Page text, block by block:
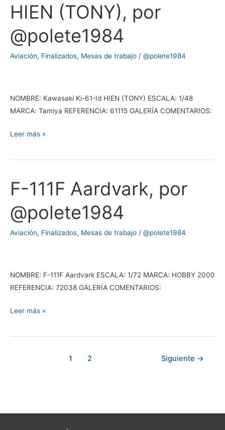
HIEN (TONY), por
@polete1984
Aviación, Finalizados, Mesas de trabajo / @polete1984
NOMBRE: Kawasaki Ki-61-Id HIEN (TONY) ESCALA: 1/48
MARCA: Tamiya REFERENCIA: 61115 GALERÍA COMENTARIOS:
61-
Id
HIEN
(TONY),
por
Leer más »
F-111F Aardvark, por
@polete1984
Aviación, Finalizados, Mesas de trabajo / @polete1984
NOMBRE: F-111F Aardvark ESCALA: 1/72 MARCA: HOBBY 2000
REFERENCIA: 72038 GALERÍA COMENTARIOS:
F-
111F
Aardvark,
por
@polete1984
Leer más »
1 2 Siguiente →